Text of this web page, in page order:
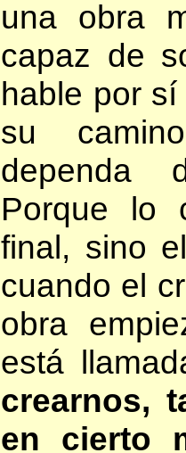
una obra
capaz de
hable por
su
dependa
Porque lo
final, sino
cuando el
obra
está
crearnos,
en cierto